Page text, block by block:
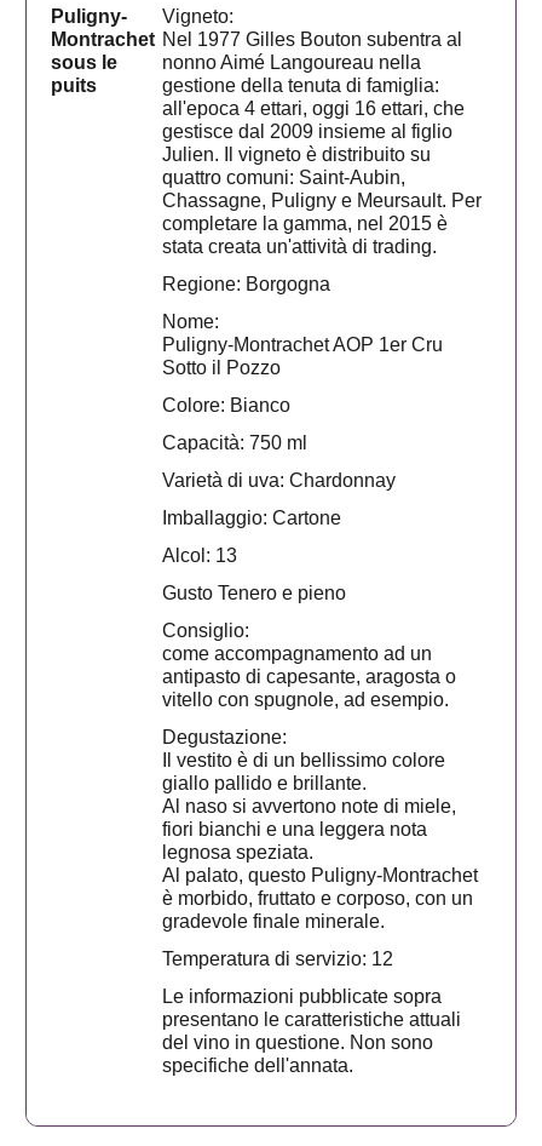
Puligny-
Montrachet
sous le
puits
Vigneto:
Nel 1977 Gilles Bouton subentra al
nonno Aimé Langoureau nella
gestione della tenuta di famiglia:
all'epoca 4 ettari, oggi 16 ettari, che
gestisce dal 2009 insieme al figlio
Julien. Il vigneto è distribuito su
quattro comuni: Saint-Aubin,
Chassagne, Puligny e Meursault. Per
completare la gamma, nel 2015 è
stata creata un'attività di trading.
Regione: Borgogna
Nome:
Puligny-Montrachet AOP 1er Cru
Sotto il Pozzo
Colore: Bianco
Capacità: 750 ml
Varietà di uva: Chardonnay
Imballaggio: Cartone
Alcol: 13
Gusto Tenero e pieno
Consiglio:
come accompagnamento ad un
antipasto di capesante, aragosta o
vitello con spugnole, ad esempio.
Degustazione:
Il vestito è di un bellissimo colore
giallo pallido e brillante.
Al naso si avvertono note di miele,
fiori bianchi e una leggera nota
legnosa speziata.
Al palato, questo Puligny-Montrachet
è morbido, fruttato e corposo, con un
gradevole finale minerale.
Temperatura di servizio: 12
Le informazioni pubblicate sopra
presentano le caratteristiche attuali
del vino in questione. Non sono
specifiche dell'annata.